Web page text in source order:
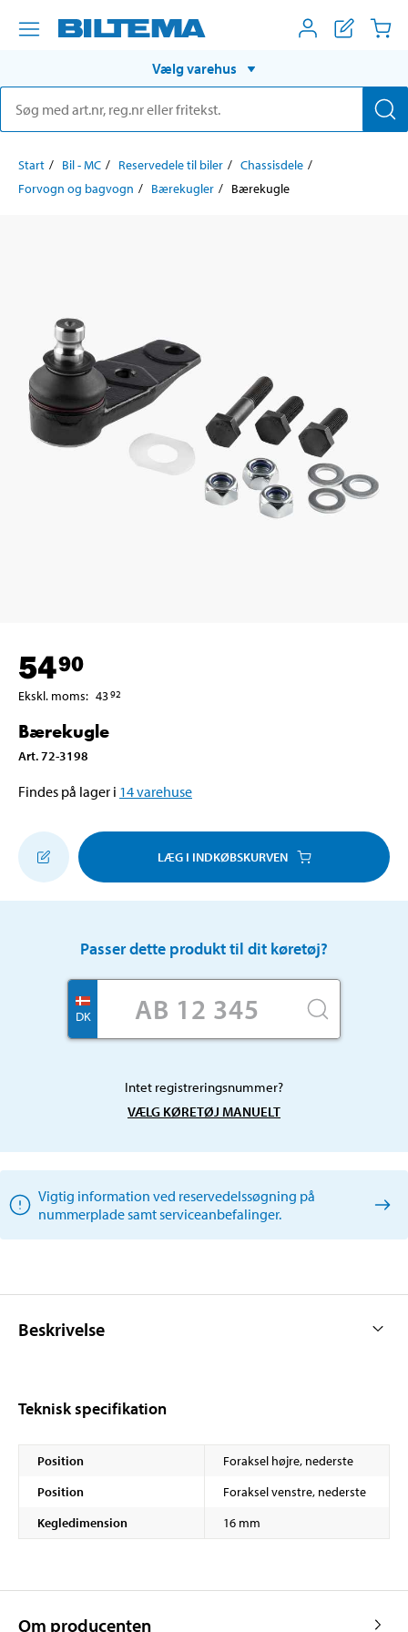
Vælg varehus
Start Bil - MC Reservedele til biler
Chassisdele
Forvogn og bagvogn
Bærekugler Bærekugle
5490
Ekskl. moms: 4392
Bærekugle
Art.72-3198
Findes på lager i 14varehuse
LÆG I INDKØBSKURVEN
Passer dette produkt til dit køretøj?
DK
Intet registreringsnummer?
VÆLG KØRETØJ MANUELT
Vigtig information ved reservedelssøgning på
nummerplade samt serviceanbefalinger.
Beskrivelse
Teknisk specifikation
Position
Foraksel højre, nederste
Position
Foraksel venstre, nederste
Kegledimension
16 mm
Om producenten